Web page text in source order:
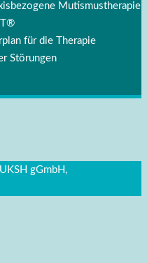
Mutismustherapie
für die Therapie
Störungen
gGmbH,